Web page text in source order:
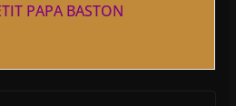
PAPA BASTON